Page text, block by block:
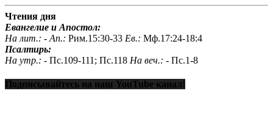
Чтения дня
Евангелие и Апостол:
На лит.: - Ап.: Рим.15:30-33 Ев.: Мф.17:24-18:4
Псалтирь:
На утр.: - Пс.109-111; Пс.118 На веч.: - Пс.1-8
Подписывайтесь на наш YouTube канал!